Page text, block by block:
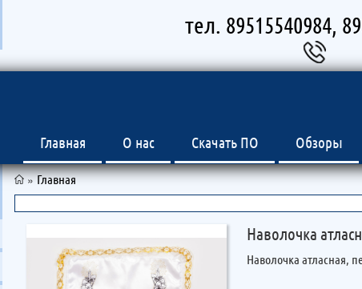
тел. 89515540984,
Главная О нас Скачать ПО Обзоры
»Главная
Наволочка
Наволочка атласная,